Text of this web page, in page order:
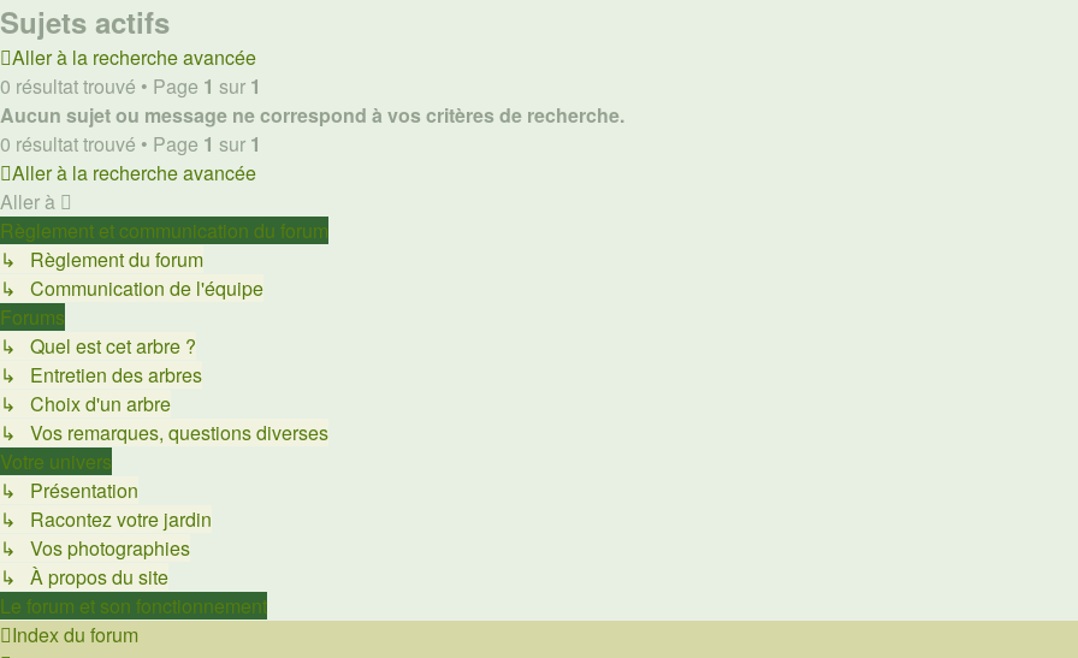
Sujets actifs
Aller à la recherche avancée
0 résultat trouvé • Page 1 sur 1
Aucun sujet ou message ne correspond à vos critères de recherche.
0 résultat trouvé • Page 1 sur 1
Aller à la recherche avancée
Aller à
Règlement et communication du forum
↳ Règlement du forum
↳ Communication de l'équipe
Forums
↳ Quel est cet arbre ?
↳ Entretien des arbres
↳ Choix d'un arbre
↳ Vos remarques, questions diverses
Votre univers
↳ Présentation
↳ Racontez votre jardin
↳ Vos photographies
↳ À propos du site
Le forum et son fonctionnement
Index du forum